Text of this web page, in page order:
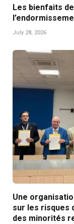
Les bienfaits
July 28, 2026
Une
sur les risques
des minorités